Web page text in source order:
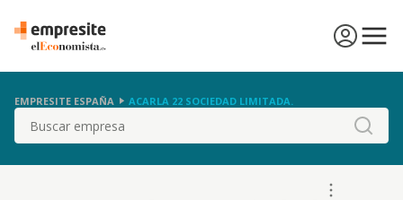
EMPRESITE ESPAÑA ACARLA 22 SOCIEDAD LIMITADA.
Buscar